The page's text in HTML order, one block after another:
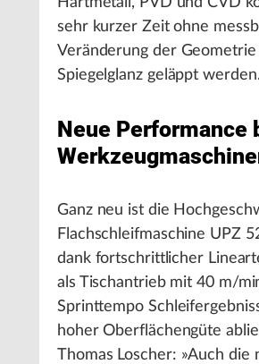
sehr kurzer Zeit ohne
Veränderung der Geometrie
Spiegelglanz geläppt werden.
Neue Performance
Ganz neu ist die
Flachschleifmaschine UPZ
dank fortschrittlicher
als Tischantrieb mit 40 m/
Sprinttempo
hoher Oberflächengüte
Thomas Loscher: »Auch die